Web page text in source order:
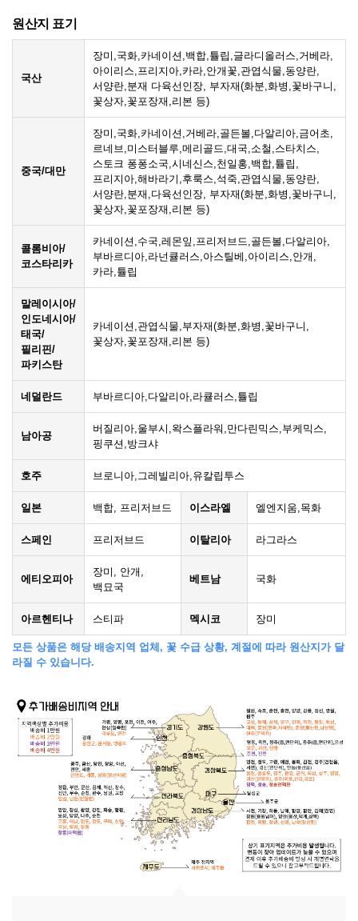
원산지 표기
국산
장미,국화,카네이션,백합,튤립,글라디올러스,거베라,
아이리스,프리지아,카라,안개꽃,관엽식물,동양란,
서양란,분재 다육선인장, 부자재(화분,화병,꽃바구니,
꽃상자,꽃포장재,리본 등)
중국/대만
장미,국화,카네이션,거베라,골든볼,다알리아,금어초,
르네브,미스터블루,메리골드,대국,소철,스타치스,
스토크 퐁퐁소국,시네신스,천일홍,백합,튤립,
프리지아,해바라기,후룩스,석죽,관엽식물,동양란,
서양란,분재,다육선인장, 부자재(화분,화병,꽃바구니,
꽃상자,꽃포장재,리본 등)
콜롬비아/
코스타리카
카네이션,수국,레몬잎,프리저브드,골든볼,다알리아,
부바르디아,라넌큘러스,아스틸베,아이리스,안개,
카라,튤립
말레이시아/
인도네시아/
태국/
필리핀/
파키스탄
카네이션,관엽식물,부자재(화분,화병,꽃바구니,
꽃상자,꽃포장재,리본 등)
네덜란드 부바르디아,다알리아,라큘러스,튤립
남아공
버질리아,울부시,왁스플라워,만다린믹스,부케믹스,
핑쿠션,방크샤
호주 브로니아,그레빌리아,유칼립투스
일본 백합, 프리저브드 이스라엘 엘엔지움,목화
스페인 프리저브드 이탈리아 라그라스
에티오피아
장미, 안개,
백묘국
베트남 국화
아르헨티나 스티파 멕시코 장미
모든 상품은 해당 배송지역 업체, 꽃 수급 상황, 계절에 따라 원산지가 달
라질 수 있습니다.